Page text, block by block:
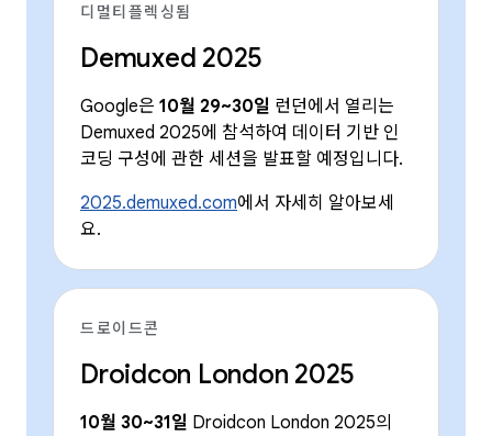
디멀티플렉싱됨
Demuxed 2025
Google은 10월 29~30일 런던에서 열리는
Demuxed 2025에 참석하여 데이터 기반 인
코딩 구성에 관한 세션을 발표할 예정입니다.
2025.demuxed.com에서 자세히 알아보세
요.
드로이드콘
Droidcon London 2025
10월 30~31일 Droidcon London 2025의